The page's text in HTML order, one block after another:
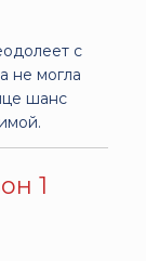
с
не могла
шанс
1